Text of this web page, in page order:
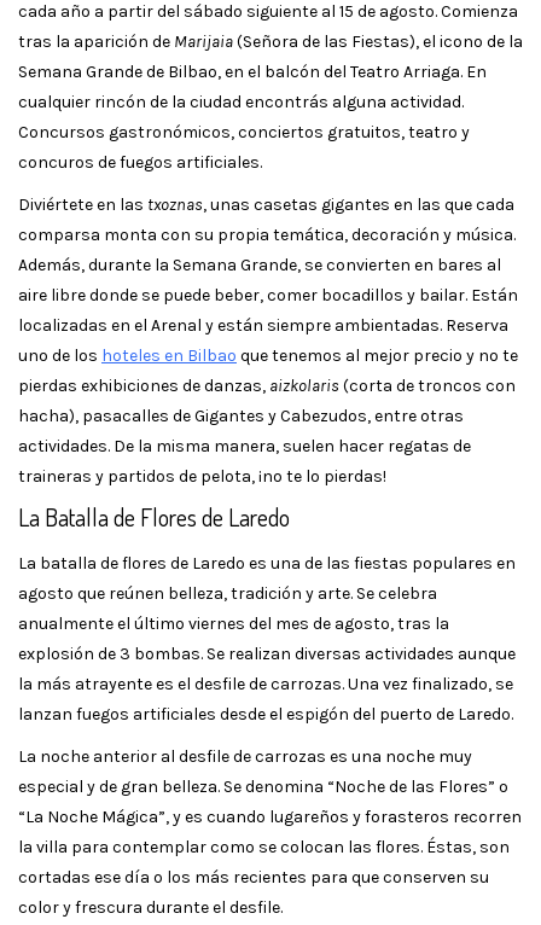
cada año a partir del sábado siguiente al 15 de agosto. Comienza
tras la aparición de Marijaia(Señora de las Fiestas), el icono de la
Semana Grande de Bilbao, en el balcón del Teatro Arriaga. En
cualquier rincón de la ciudad encontrás alguna actividad.
Concursos gastronómicos, conciertos gratuitos, teatro y
concuros de fuegos artificiales.
Diviértete en las txoznas, unas casetas gigantes en las que cada
comparsa monta con su propia temática, decoración y música.
Además, durante la Semana Grande, se convierten en bares al
aire libre donde se puede beber, comer bocadillos y bailar. Están
localizadas en el Arenal y están siempre ambientadas. Reserva
uno de los hoteles en Bilbao que tenemos al mejor precio y no te
pierdas exhibiciones de danzas, aizkolaris (corta de troncos con
hacha), pasacalles de Gigantes y Cabezudos, entre otras
actividades. De la misma manera, suelen hacer regatas de
traineras y partidos de pelota, ¡no te lo pierdas!
La Batalla de Flores de Laredo
La batalla de flores de Laredo es una de las fiestas populares en
agosto que reúnen belleza, tradición y arte. Se celebra
anualmente el último viernes del mes de agosto, tras la
explosión de 3 bombas. Se realizan diversas actividades aunque
la más atrayente es el desfile de carrozas. Una vez finalizado, se
lanzan fuegos artificiales desde el espigón del puerto de Laredo.
La noche anterior al desfile de carrozas es una noche muy
especial y de gran belleza. Se denomina “Noche de las Flores” o
“La Noche Mágica”, y es cuando lugareños y forasteros recorren
la villa para contemplar como se colocan las flores. Éstas, son
cortadas ese día o los más recientes para que conserven su
color y frescura durante el desfile.